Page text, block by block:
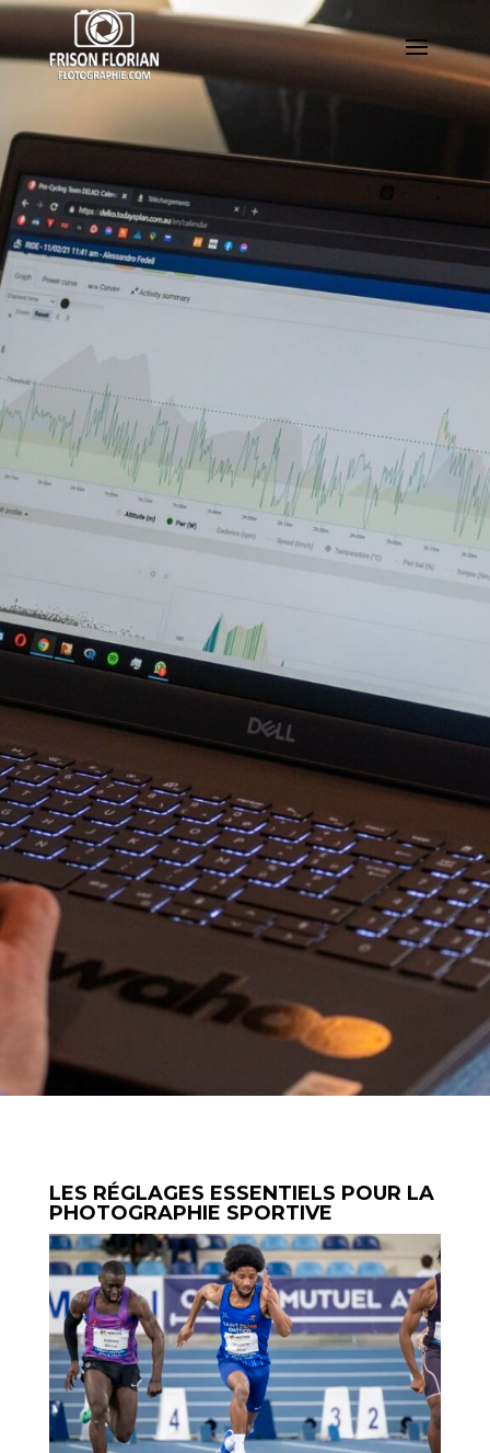
LES RÉGLAGES ESSENTIELS POUR LA
PHOTOGRAPHIE SPORTIVE